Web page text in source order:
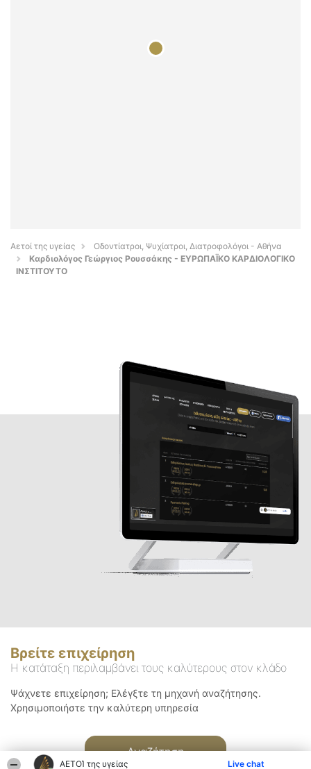
ΑΕΤΟΊ της υγείας Live chat
Αετοί της υγείας
Οδοντίατροι, Ψυχίατροι, Διατροφολόγοι - Αθήνα
Καρδιολόγος Γεώργιος Ρουσσάκης - ΕΥΡΩΠΑΪΚΟ ΚΑΡΔΙΟΛΟΓΙΚΟ
ΙΝΣΤΙΤΟΥΤΟ
Βρείτε επιχείρηση
Η κατάταξη περιλαμβάνει τους καλύτερους στον κλάδο
Ψάχνετε επιχείρηση; Ελέγξτε τη μηχανή αναζήτησης.
Χρησιμοποιήστε την καλύτερη υπηρεσία
Αναζήτηση